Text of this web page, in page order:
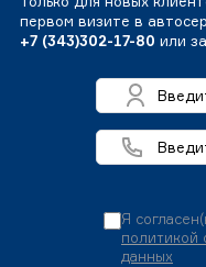
первом визите в
+7 (343)302-17-80 или
Я
политикой
данных